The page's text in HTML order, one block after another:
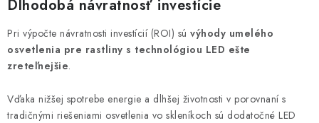
Dlhodobá návratnosť investície
Pri výpočte návratnosti investícií (ROI) sú výhody umelého
osvetlenia pre rastliny s technológiou LED ešte
zreteľnejšie.
Vďaka nižšej spotrebe energie a dlhšej životnosti v porovnaní s
tradičnými riešeniami osvetlenia vo skleníkoch sú dodatočné LED